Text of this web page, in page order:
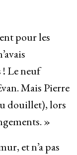
pour les
Le neuf
Mais Pierre
douillet), lors
»
et n’a pas